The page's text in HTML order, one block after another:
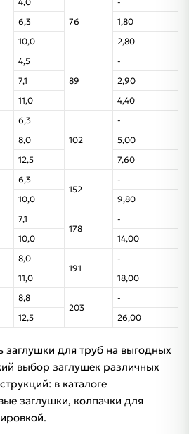
76
6,3
1,80
10,0
2,80
4,5
89
-
7,1
2,90
11,0
4,40
6,3
102
-
8,0
5,00
12,5
7,60
6,3
152
-
10,0
9,80
7,1
178
-
10,0
14,00
8,0
191
-
11,0
18,00
8,8
203
-
12,5
26,00
заглушки для труб на выгодных
выбор заглушек различных
в каталоге
заглушки, колпачки для